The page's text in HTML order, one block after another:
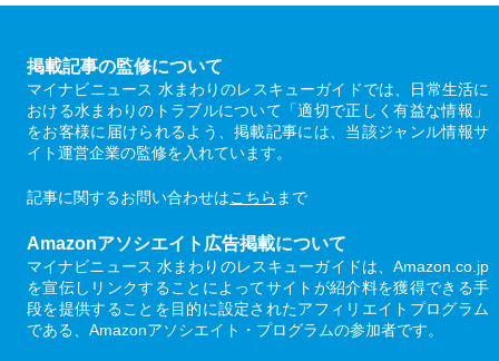
掲載記事の監修について
マイナビニュース 水まわりのレスキューガイドでは、日常生活に
おける水まわりのトラブルについて「適切で正しく有益な情報」
をお客様に届けられるよう、掲載記事には、当該ジャンル情報サ
イト運営企業の監修を入れています。
記事に関するお問い合わせはこちら まで
Amazonアソシエイト広告掲載について
マイナビニュース 水まわりのレスキューガイドは、Amazon.co.jp
を宣伝しリンクすることによってサイトが紹介料を獲得できる手
段を提供することを目的に設定されたアフィリエイトプログラム
である、Amazonアソシエイト・プログラムの参加者です。